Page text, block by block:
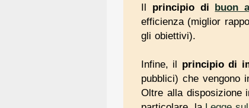
Il principio di buon
efficienza (miglior
gli obiettivi).
Infine, il principio di
pubblici) che vengono
Oltre alla disposizione